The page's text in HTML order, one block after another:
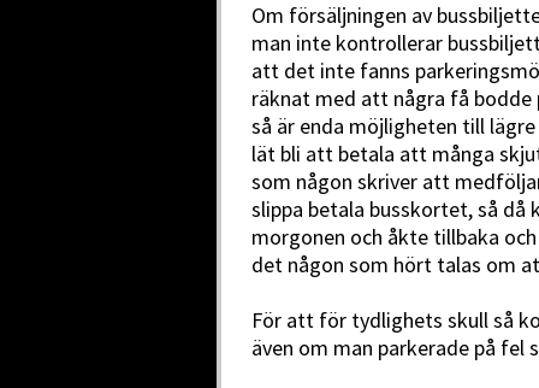
Om försäljningen av
man inte kontrollerar
att det inte fanns
räknat med att några få bodde
så är enda möjligheten till
lät bli att betala att många
som någon skriver att
slippa betala busskortet, så
morgonen och åkte tillbaka
det någon som hört talas om
För att för tydlighets skull så
även om man parkerade på fel